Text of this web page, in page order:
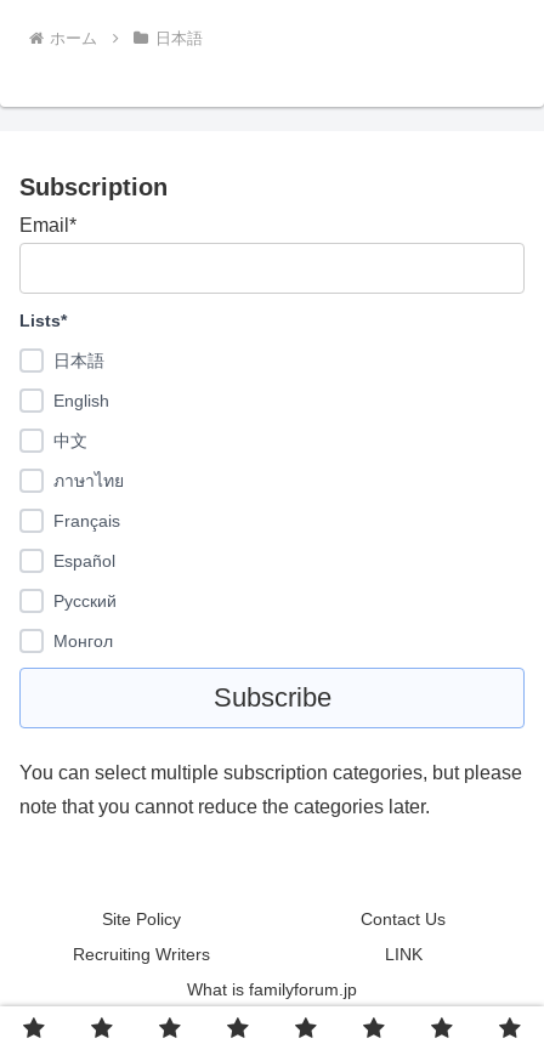
ホーム 日本語
Subscription
Email*
Lists*
日本語
English
中文
ภาษาไทย
Français
Español
Pусский
Монгол
You can select multiple subscription categories, but please
note that you cannot reduce the categories later.
Site Policy
Contact Us
Recruiting Writers
LINK
What is familyforum.jp
© 2011 familyforum.